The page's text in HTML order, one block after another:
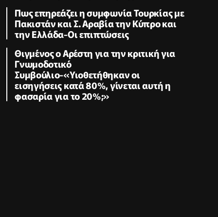
Πως επηρεάζει η συμφωνία Τουρκίας με
Πακιστάν και Σ. Αραβία την Κύπρο και
την Ελλάδα-Οι επιπτώσεις
Θιγμένος ο Αρέστη για την κριτική για
Γνωμοδοτικό
Συμβούλιο-«Υιοθετήθηκαν οι
εισηγήσεις κατά 80%, γίνεται αυτή η
φασαρία για το 20%;»